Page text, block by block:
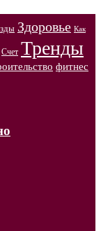
Здоровье Как
Счет Тренды
фитнес